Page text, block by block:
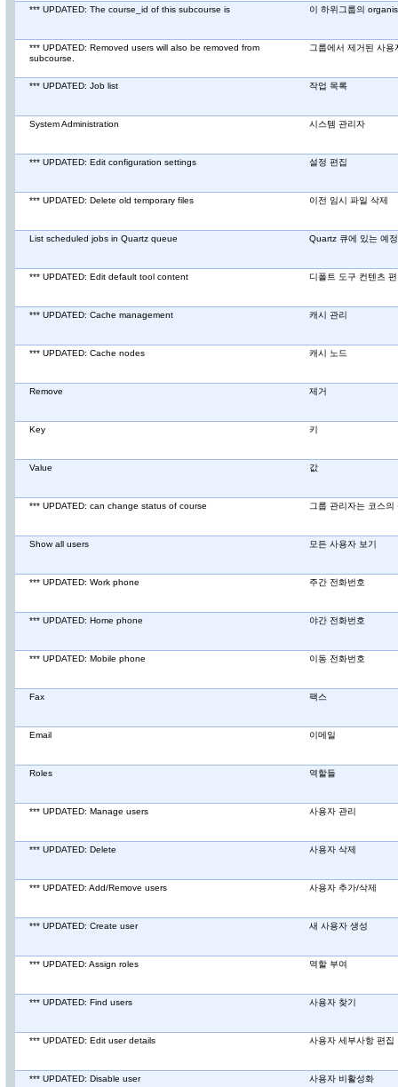
*** UPDATED: The course_id of this subcourse is 이 하위그룹의
*** UPDATED: Removed users will also be removed from
subcourse.
그룹에서 제거된 사
*** UPDATED: Job list 작업 목록
System Administration 시스템 관리자
*** UPDATED: Edit configuration settings 설정 편집
*** UPDATED: Delete old temporary files 이전 임시 파일 삭제
List scheduled jobs in Quartz queue Quartz 큐에 있는 예
*** UPDATED: Edit default tool content 디폴트 도구 컨텐츠
*** UPDATED: Cache management 캐시 관리
*** UPDATED: Cache nodes 캐시 노드
Remove 제거
Key 키
Value 값
*** UPDATED: can change status of course 그룹 관리자는 코스
Show all users 모든 사용자 보기
*** UPDATED: Work phone 주간 전화번호
*** UPDATED: Home phone 야간 전화번호
*** UPDATED: Mobile phone 이동 전화번호
Fax 팩스
Email 이메일
Roles 역할들
*** UPDATED: Manage users 사용자 관리
*** UPDATED: Delete 사용자 삭제
*** UPDATED: Add/Remove users 사용자 추가/삭제
*** UPDATED: Create user 새 사용자 생성
*** UPDATED: Assign roles 역할 부여
*** UPDATED: Find users 사용자 찾기
*** UPDATED: Edit user details 사용자 세부사항 편집
*** UPDATED: Disable user 사용자 비활성화